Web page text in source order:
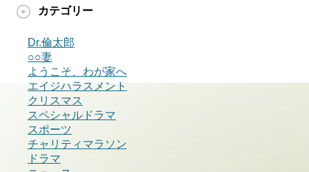
カテゴリー
Dr.倫太郎
○○妻
ようこそ、わが家へ
エイジハラスメント
クリスマス
スペシャルドラマ
スポーツ
チャリティマラソン
ドラマ